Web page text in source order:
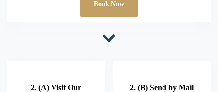
Book Now
2. (A) Visit Our
2. (B) Send by Mail